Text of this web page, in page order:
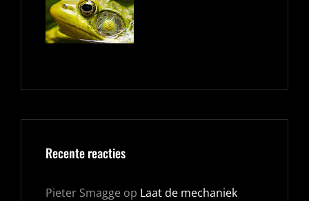
Recente reacties
Pieter Smagge op Laat de mechaniek